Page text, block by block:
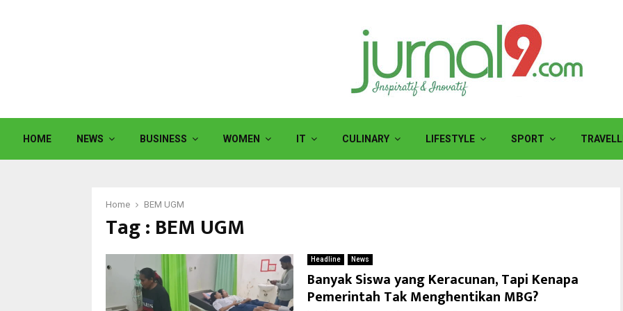
HOME NEWS BUSINESS WOMEN IT CULINARY LIFESTYLE SPORT
Home BEM UGM
Tag : BEM UGM
Headline News
Banyak Siswa yang Keracunan, Tapi Kenapa
Pemerintah Tak Menghentikan MBG?